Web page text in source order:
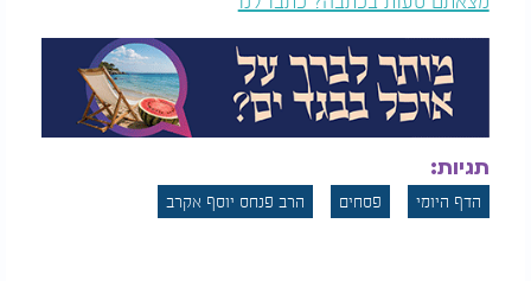
תגיות:
הדף היומי פסחים הרב פנחס יוסף אקרב